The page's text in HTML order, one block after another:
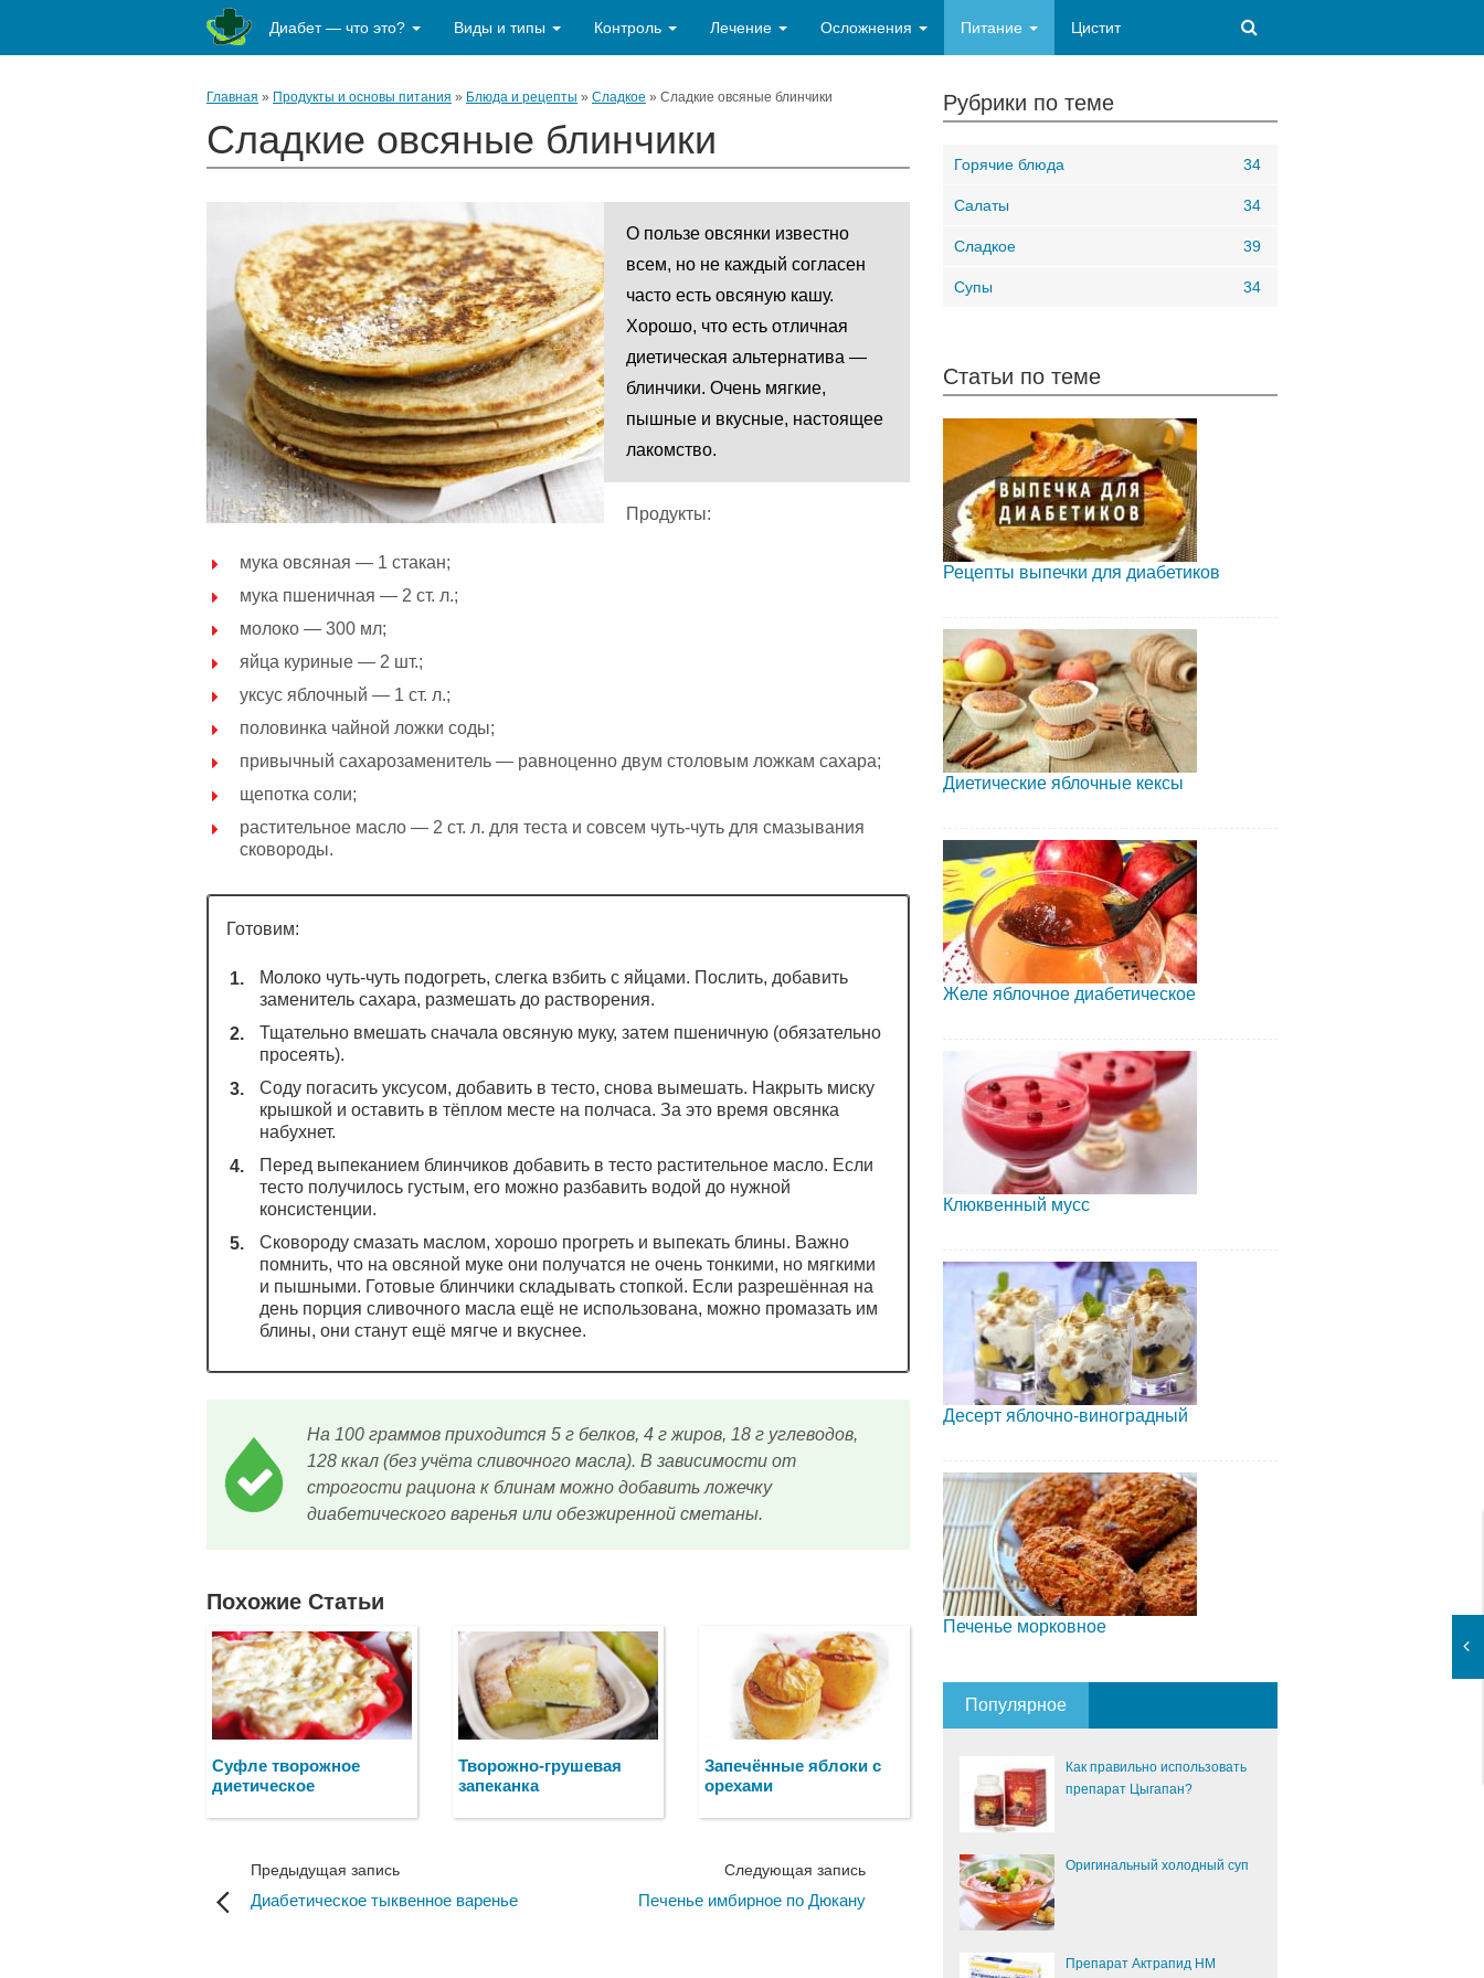
Диабет — что это? Виды и типы Контроль Лечение Осложнения Питание Цистит
Главная » Продукты и основы питания » Блюда и рецепты » Сладкое » Сладкие овсяные блинчики
Сладкие овсяные блинчики
О пользе овсянки известно
всем, но не каждый согласен
часто есть овсяную кашу.
Хорошо, что есть отличная
диетическая альтернатива —
блинчики. Очень мягкие,
пышные и вкусные, настоящее
лакомство.
Продукты:
мука овсяная — 1 стакан;
мука пшеничная — 2 ст. л.;
молоко — 300 мл;
яйца куриные — 2 шт.;
уксус яблочный — 1 ст. л.;
половинка чайной ложки соды;
привычный сахарозаменитель — равноценно двум столовым ложкам сахара;
щепотка соли;
растительное масло — 2 ст. л. для теста и совсем чуть-чуть для смазывания
сковороды.
Готовим:
Молоко чуть-чуть подогреть, слегка взбить с яйцами. Послить, добавить
заменитель сахара, размешать до растворения.
Тщательно вмешать сначала овсяную муку, затем пшеничную (обязательно
просеять).
Соду погасить уксусом, добавить в тесто, снова вымешать. Накрыть миску
крышкой и оставить в тёплом месте на полчаса. За это время овсянка
набухнет.
Перед выпеканием блинчиков добавить в тесто растительное масло. Если
тесто получилось густым, его можно разбавить водой до нужной
консистенции.
Сковороду смазать маслом, хорошо прогреть и выпекать блины. Важно
помнить, что на овсяной муке они получатся не очень тонкими, но мягкими
и пышными. Готовые блинчики складывать стопкой. Если разрешённая на
день порция сливочного масла ещё не использована, можно промазать им
блины, они станут ещё мягче и вкуснее.
На 100 граммов приходится 5 г белков, 4 г жиров, 18 г углеводов,
128 ккал (без учёта сливочного масла). В зависимости от
строгости рациона к блинам можно добавить ложечку
диабетического варенья или обезжиренной сметаны.
Похожие Статьи
Суфле творожное
диетическое
Творожно-грушевая
запеканка
Запечённые яблоки с
орехами
Предыдущая запись
Диабетическое тыквенное варенье
Следующая запись
Печенье имбирное по Дюкану
Рубрики по теме
Горячие блюда 34
Салаты 34
Сладкое 39
Супы 34
Статьи по теме
Рецепты выпечки для диабетиков
Диетические яблочные кексы
Желе яблочное диабетическое
Клюквенный мусс
Десерт яблочно-виноградный
Печенье морковное
Популярное
Как правильно использовать
препарат Цыгапан?
Оригинальный холодный суп
Препарат Актрапид НМ